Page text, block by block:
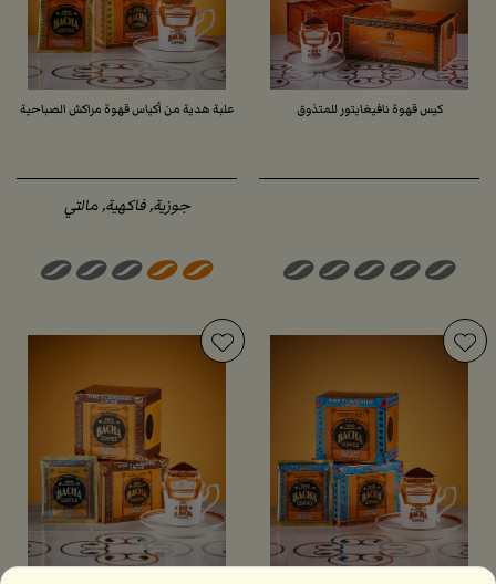
كيس قهوة نافيغايتور للمتذوق علبة هدية من أكياس قهوة مراكش الصباحية
جوزية, فاكهية, مالتي